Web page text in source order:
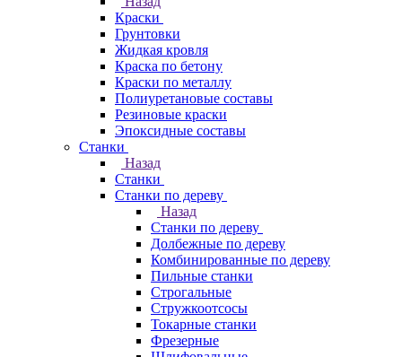
Краски
Грунтовки
Жидкая кровля
Краска по бетону
Краски по металлу
Полиуретановые составы
Резиновые краски
Эпоксидные составы
Станки
Назад
Станки
Станки по дереву
Назад
Станки по дереву
Долбежные по дереву
Комбинированные по дереву
Пильные станки
Строгальные
Стружкоотсосы
Токарные станки
Фрезерные